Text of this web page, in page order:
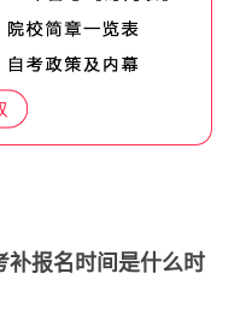
补报名时间是什么时